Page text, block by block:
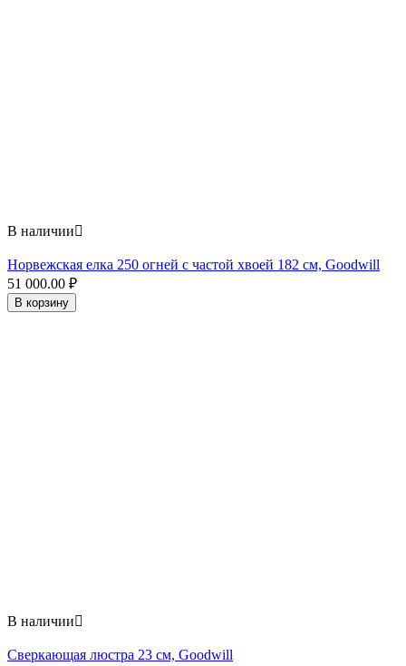
В наличии
Норвежская елка 250 огней с частой хвоей 182 см, Goodwill
51 000.00 ₽
В корзину
В наличии
Сверкающая люстра 23 см, Goodwill